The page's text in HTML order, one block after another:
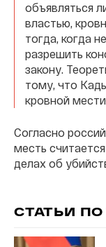
объявляться
властью,
тогда, когда
разрешить
закону.
тому, что
кровной
Согласно
месть
делах об
СТАТЬИ